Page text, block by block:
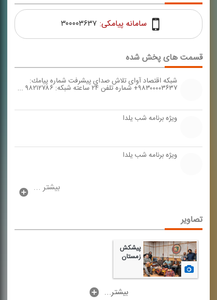
قسمت های پخش شده
شبكه اقتصاد آوای تلاش صدای پیشرفت شماره پیامك:
۹۸۳۰۰۰۰۳۶۳۷+ شماره تلفن ۲۴ ساعته شبكه: ۹۸۲۱۲۷۸۶ ...
ویژه برنامه شب یلدا
ویژه برنامه شب یلدا
بیشتر ...
سامانه پیامکی: ۳۰۰۰۰۳۶۳۷
تصاویر
پیشكش
زمستان
۱۴۰۲/۱۰/۰۲
...بیشتر